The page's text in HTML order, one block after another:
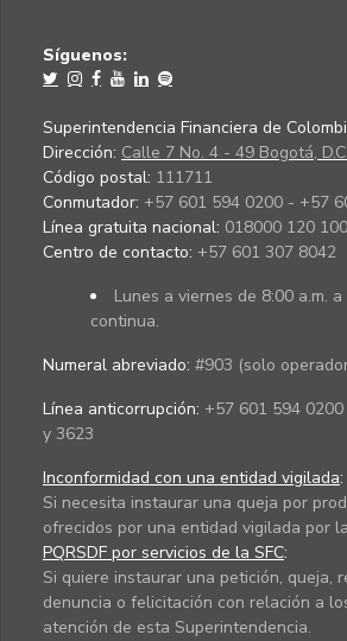
Síguenos:
Superintendencia Financiera de
Dirección: Calle 7 No. 4 - 49 Bogotá, D.C.
Código postal: 111711
Conmutador: +57 601 594 0200 - +57
Línea gratuita nacional: 018000 120 100
Centro de contacto: +57 601 307 8042
Lunes a viernes de 8:00 a.m.
continua.
Numeral abreviado: #903 (solo
Línea anticorrupción: +57 601 594
y 3623
Inconformidad con una entidad vigilada:
Si necesita instaurar una queja por
ofrecidos por una entidad vigilada por
PQRSDF por servicios de la SFC:
Si quiere instaurar una petición, queja,
denuncia o felicitación con relación a
atención de esta Superintendencia.